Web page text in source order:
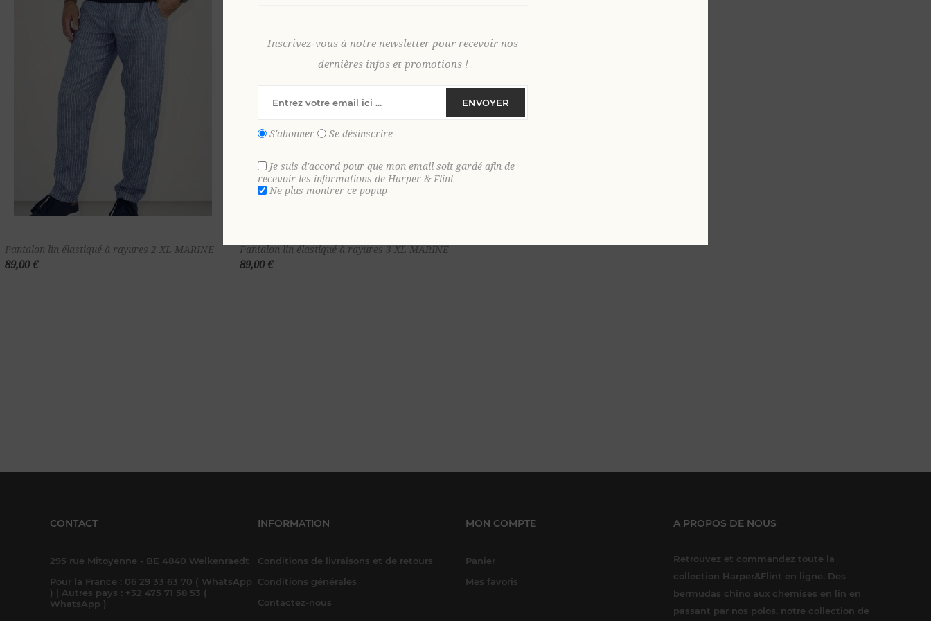
Ajouter au
Pantalon lin élastiqué à rayures 2 XL MARINE
89,00 €
Ajouter au
Pantalon lin élastiqué à rayures 3 XL MARINE
89,00 €
CONTACT
295 rue Mitoyenne - BE 4840 Welkenraedt
Pour la France : 06 29 33 63 70 ( WhatsApp
) | Autres pays : +32 475 71 58 53 (
WhatsApp )
INFORMATION
Conditions de livraisons et de retours
Conditions générales
Contactez-nous
MON COMPTE
Panier
Mes favoris
A PROPOS DE NOUS
Retrouvez et commandez toute la
collection Harper&Flint en ligne. Des
bermudas chino aux chemises en lin en
passant par nos polos, notre collection de
Inscrivez-vous à notre newsletter pour recevoir nos
dernières infos et promotions !
ENVOYER
S'abonner Se désinscrire
Je suis d'accord pour que mon email soit gardé afin de
recevoir les informations de Harper & Flint
Ne plus montrer ce popup